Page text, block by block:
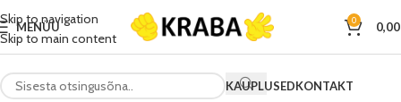
Skip to navigation
Skip to main content
MENÜÜ 0
KAUPLUSEDKONTAKT